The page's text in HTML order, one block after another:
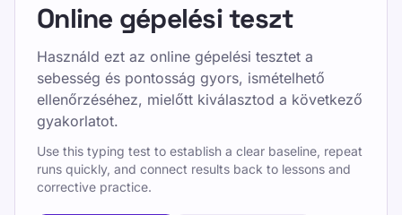
Online gépelési teszt
Használd ezt az online gépelési tesztet a
sebesség és pontosság gyors, ismételhető
ellenőrzéséhez, mielőtt kiválasztod a következő
gyakorlatot.
Use this typing test to establish a clear baseline, repeat
runs quickly, and connect results back to lessons and
corrective practice.